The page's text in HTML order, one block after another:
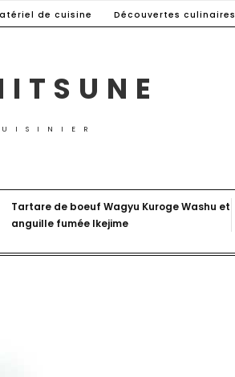
de cuisine Découvertes culinaires
Tartare de boeuf Wagyu Kuroge Washu et
anguille fumée Ikejime